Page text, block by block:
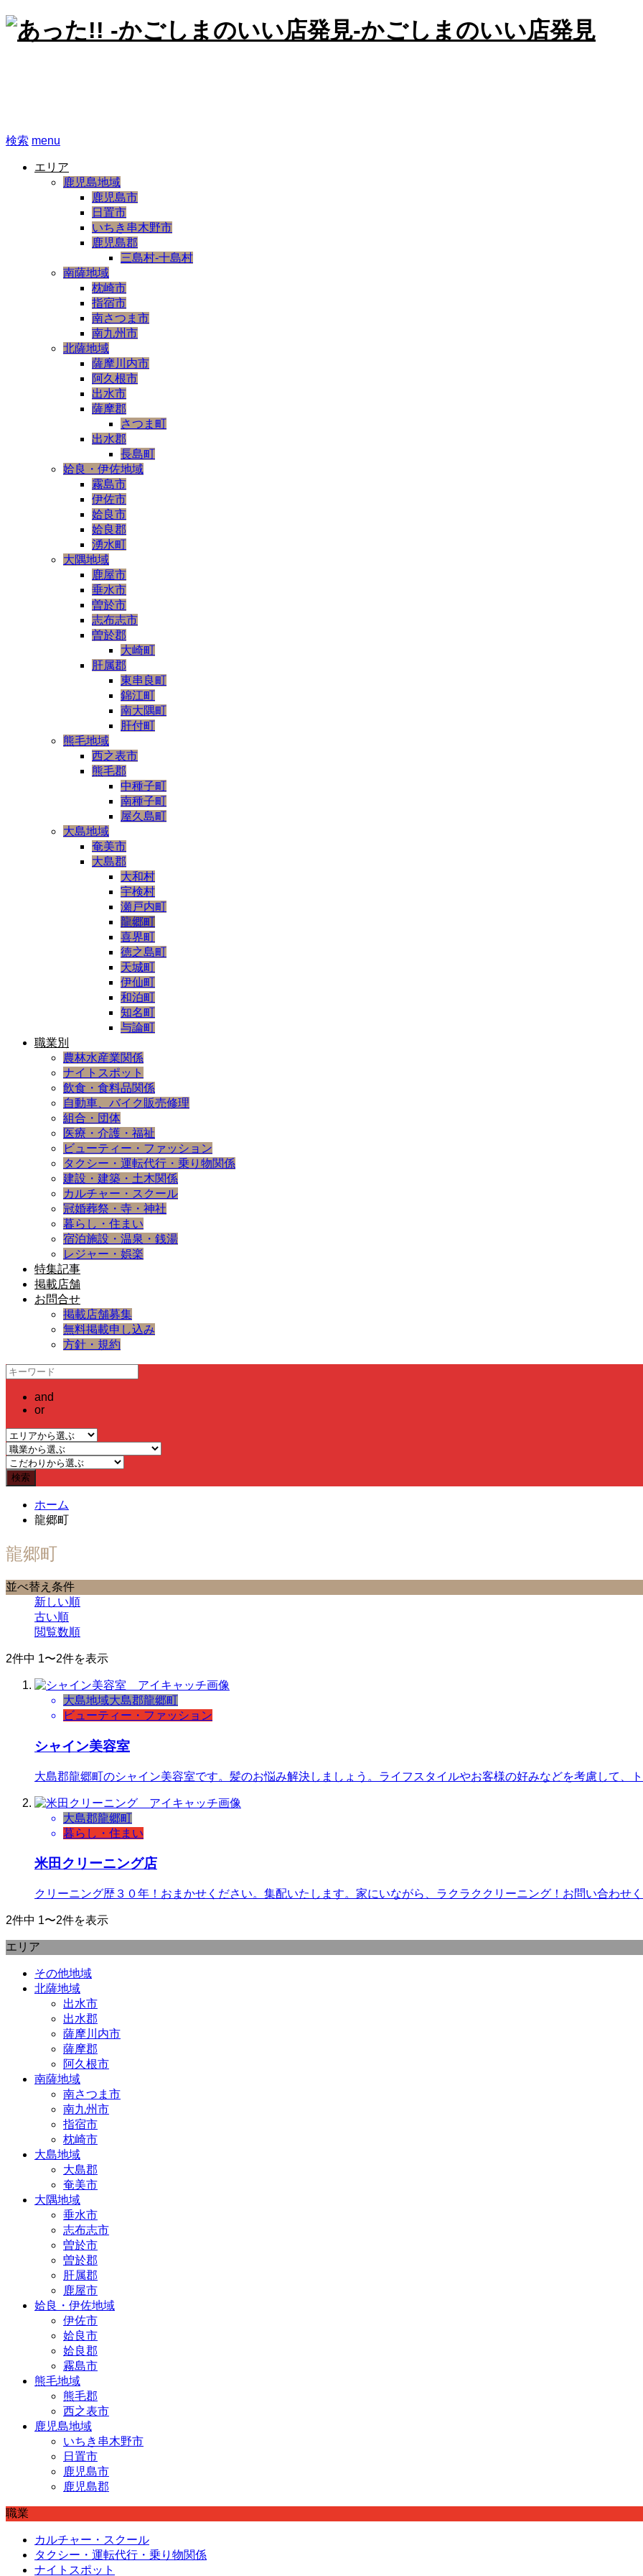
かごしまのいい店発見
検索 menu
エリア
鹿児島地域
鹿児島市
日置市
いちき串木野市
鹿児島郡
三島村-十島村
南薩地域
枕崎市
指宿市
南さつま市
南九州市
北薩地域
薩摩川内市
阿久根市
出水市
薩摩郡
さつま町
出水郡
長島町
姶良・伊佐地域
霧島市
伊佐市
姶良市
姶良郡
湧水町
大隅地域
鹿屋市
垂水市
曽於市
志布志市
曽於郡
大崎町
肝属郡
東串良町
錦江町
南大隅町
肝付町
熊毛地域
西之表市
熊毛郡
中種子町
南種子町
屋久島町
大島地域
奄美市
大島郡
大和村
宇検村
瀬戸内町
龍郷町
喜界町
徳之島町
天城町
伊仙町
和泊町
知名町
与論町
職業別
農林水産業関係
ナイトスポット
飲食・食料品関係
自動車、バイク販売修理
組合・団体
医療・介護・福祉
ビューティー・ファッション
タクシー・運転代行・乗り物関係
建設・建築・土木関係
カルチャー・スクール
冠婚葬祭・寺・神社
暮らし・住まい
宿泊施設・温泉・銭湯
レジャー・娯楽
特集記事
掲載店舗
お問合せ
掲載店舗募集
無料掲載申し込み
方針・規約
and
or
ホーム
龍郷町
龍郷町
並べ替え条件
新しい順
古い順
閲覧数順
2件中 1〜2件を表示
大島地域大島郡龍郷町
ビューティー・ファッション
シャイン美容室
大島郡龍郷町のシャイン美容室です。髪のお悩み解決しましょう。ライフスタイルやお客様の好みなどを考慮して、
大島郡龍郷町
暮らし・住まい
米田クリーニング店
クリーニング歴３０年！おまかせください。集配いたします。家にいながら、ラクラククリーニング！お問い合わせく
2件中 1〜2件を表示
エリア
その他地域
北薩地域
出水市
出水郡
薩摩川内市
薩摩郡
阿久根市
南薩地域
南さつま市
南九州市
指宿市
枕崎市
大島地域
大島郡
奄美市
大隅地域
垂水市
志布志市
曽於市
曽於郡
肝属郡
鹿屋市
姶良・伊佐地域
伊佐市
姶良市
姶良郡
霧島市
熊毛地域
熊毛郡
西之表市
鹿児島地域
いちき串木野市
日置市
鹿児島市
鹿児島郡
職業
カルチャー・スクール
タクシー・運転代行・乗り物関係
ナイトスポット